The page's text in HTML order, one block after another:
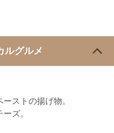
ルグルメ
ストの揚げ物。
ズ。